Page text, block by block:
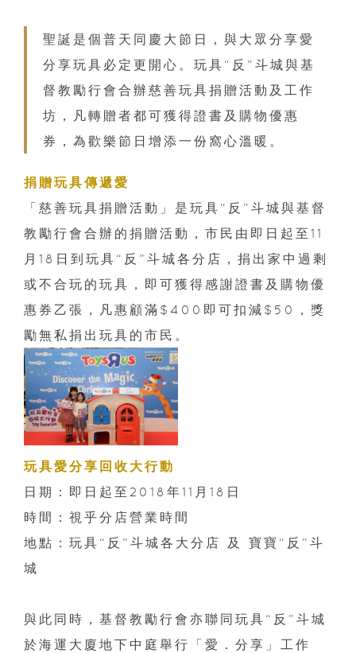
聖誕是個普天同慶大節日，與大眾分享愛
分享玩具必定更開心。玩具“反”斗城與基
督教勵行會合辦慈善玩具捐贈活動及工作
坊，凡轉贈者都可獲得證書及購物優惠
券，為歡樂節日增添一份窩心溫暖。
捐贈玩具傳遞愛
「慈善玩具捐贈活動」是玩具“反”斗城與基督
教勵行會合辦的捐贈活動，市民由即日起至11
月18日到玩具“反”斗城各分店，捐出家中過剩
或不合玩的玩具，即可獲得感謝證書及購物優
惠券乙張，凡惠顧滿$400即可扣減$50，獎
勵無私捐出玩具的市民。
玩具愛分享回收大行動
日期：即日起至2018年11月18日
時間：視乎分店營業時間
地點：玩具“反”斗城各大分店 及 寶寶“反”斗
城
與此同時，基督教勵行會亦聯同玩具“反”斗城
於海運大廈地下中庭舉行「愛．分享」工作